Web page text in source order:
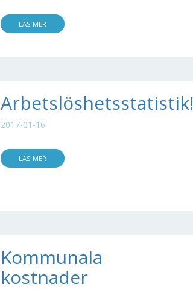
LÄS MER
Arbetslöshetsstatistik!
2017-01-16
LÄS MER
Kommunala
kostnader